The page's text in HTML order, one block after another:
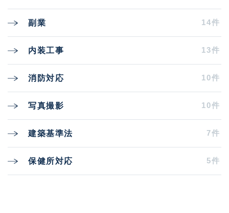
副業 14件
内装工事 13件
消防対応 10件
写真撮影 10件
建築基準法 7件
保健所対応 5件